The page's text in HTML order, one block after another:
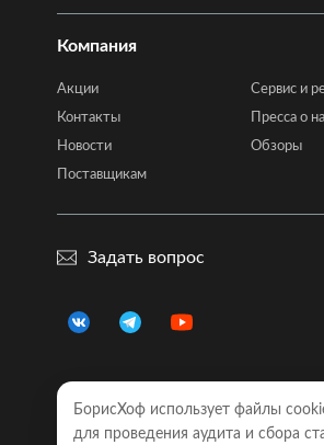
Компания
Акции
Сервис и
Контакты
Пресса о
Новости
Обзоры
Поставщикам
Задать вопрос
Правовая
информация
конфиденциальности
БорисХоф использует файлы
для проведения аудита и сбора